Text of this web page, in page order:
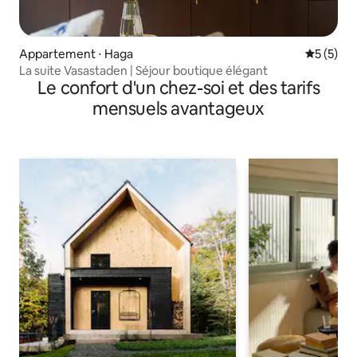
Appartement ⋅ Haga
5 (5)
La suite Vasastaden | Séjour boutique élégant
Le confort d'un chez-soi et des tarifs
mensuels avantageux